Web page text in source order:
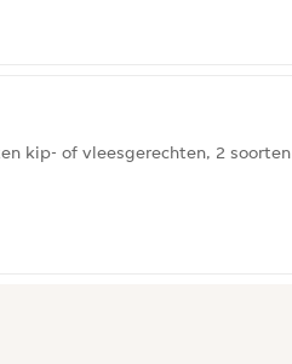
kip- of vleesgerechten, 2 soorten